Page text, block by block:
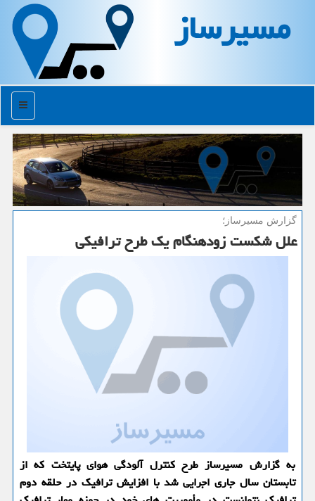
مسیرساز
منو
گزارش مسیرساز؛
علل شكست زودهنگام یك طرح ترافیكی
به گزارش مسیرساز طرح كنترل آلودگی هوای پایتخت كه از
تابستان سال جاری اجرایی شد با افزایش ترافیك در حلقه دوم